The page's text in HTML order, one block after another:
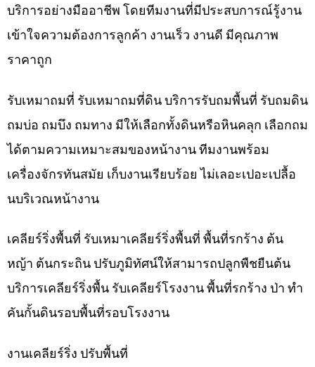
บริการอย่างมืออาชีพ โดยทีมงานที่มีประสบการณ์รู้งาน
เข้าใจความต้องการลูกค้า งานเร็ว งานดี มีคุณภาพ
ราคาถูก
รับเหมาถมที่ รับเหมาถมที่ดิน บริการรับถมพื้นที่ รับถมดิน
ถมบ่อ ถมบึง ถมทาง มีให้เลือกทั้งดินหรือหินคลุก เลือกถม
ได้ตามความเหมาะสมของหน้างาน ทีมงานพร้อม
เครื่องจักรทันสมัย เก็บงานเรียบร้อย ไม่เลอะเปอะเปลื้อ
นบริเวณหน้างาน
เคลียร์ริ่งพื้นที่ รับเหมาเคลียร์ริ่งพื้นที่ พื้นที่รกร้าง ต้น
หญ้า ต้นกระถิน ปรับภูมิทัศน์ให้สามารถปลูกพืชยืนต้น
บริการเคลียร์ริ่งพื้น รับเคลียร์โรงงาน พื้นที่รกร้าง ป่า ทำ
คันกั้นดินรอบพื้นที่รอบโรงงาน
งานเคลียร์ริ่ง ปรับพื้นที่